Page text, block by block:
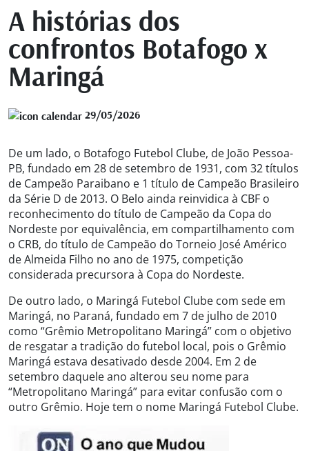
A histórias dos
confrontos Botafogo x
Maringá
29/05/2026
De um lado, o Botafogo Futebol Clube, de João Pessoa-
PB, fundado em 28 de setembro de 1931, com 32 títulos
de Campeão Paraibano e 1 título de Campeão Brasileiro
da Série D de 2013. O Belo ainda reinvidica à CBF o
reconhecimento do título de Campeão da Copa do
Nordeste por equivalência, em compartilhamento com
o CRB, do título de Campeão do Torneio José Américo
de Almeida Filho no ano de 1975, competição
considerada precursora à Copa do Nordeste.
De outro lado, o Maringá Futebol Clube com sede em
Maringá, no Paraná, fundado em 7 de julho de 2010
como “Grêmio Metropolitano Maringá” com o objetivo
de resgatar a tradição do futebol local, pois o Grêmio
Maringá estava desativado desde 2004. Em 2 de
setembro daquele ano alterou seu nome para
“Metropolitano Maringá” para evitar confusão com o
outro Grêmio. Hoje tem o nome Maringá Futebol Clube.